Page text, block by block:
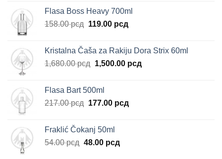
bila:
54.00 рсд.
45.00 рсд.
Flasa Boss Heavy 700ml
158.00рсд Originalna
bila:
158.00 рсд.
119.00 рсдTrenutna
119.00 рсд.
Kristalna Čaša za Rakiju Dora Strix 60ml
1,680.00рсд Originalna
bila:
1,680.00 рсд.
1,500.00 рсдTrenutna
Flasa Bart 500ml
217.00рсд Originalna
bila:
217.00 рсд.
177.00 рсдTrenutna
Fraklić Čokanj 50ml
54.00рсд Originalna
48.00 рсдTrenutna